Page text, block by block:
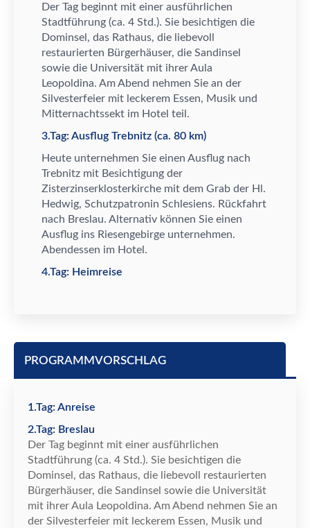
Der Tag beginnt mit einer ausführlichen
Stadtführung (ca. 4 Std.). Sie besichtigen die
Dominsel, das Rathaus, die liebevoll
restaurierten Bürgerhäuser, die Sandinsel
sowie die Universität mit ihrer Aula
Leopoldina. Am Abend nehmen Sie an der
Silvesterfeier mit leckerem Essen, Musik und
Mitternachtssekt im Hotel teil.
3.Tag: Ausflug Trebnitz (ca. 80 km)
Heute unternehmen Sie einen Ausflug nach
Trebnitz mit Besichtigung der
Zisterzinserklosterkirche mit dem Grab der Hl.
Hedwig, Schutzpatronin Schlesiens. Rückfahrt
nach Breslau. Alternativ können Sie einen
Ausflug ins Riesengebirge unternehmen.
Abendessen im Hotel.
4.Tag: Heimreise
PROGRAMMVORSCHLAG
1.Tag: Anreise
2.Tag: Breslau
Der Tag beginnt mit einer ausführlichen
Stadtführung (ca. 4 Std.). Sie besichtigen die
Dominsel, das Rathaus, die liebevoll restaurierten
Bürgerhäuser, die Sandinsel sowie die Universität
mit ihrer Aula Leopoldina. Am Abend nehmen Sie an
der Silvesterfeier mit leckerem Essen, Musik und